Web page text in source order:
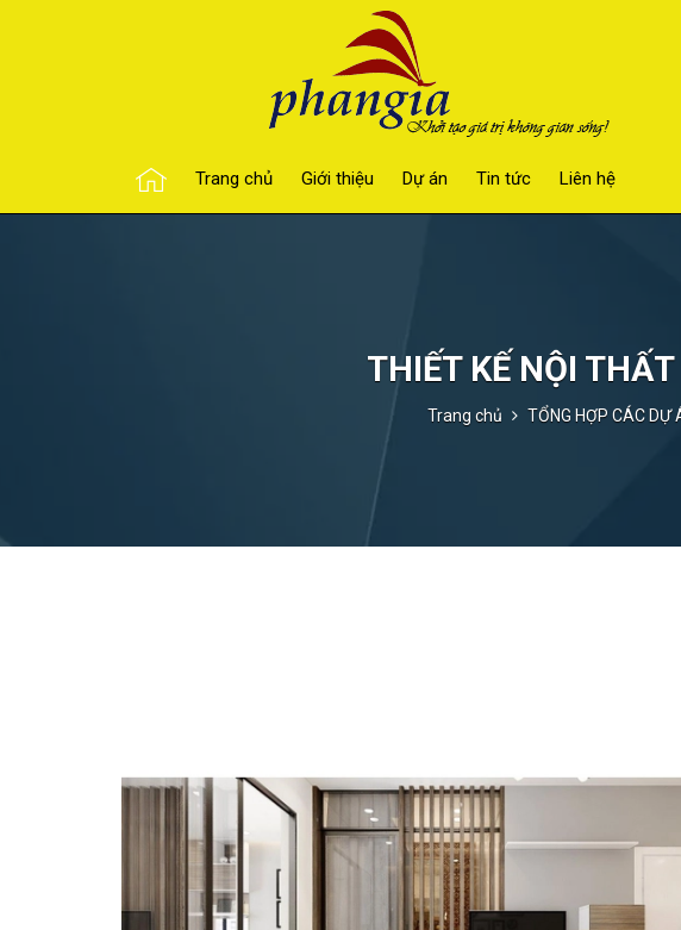
Trang chủ Giới thiệu Dự án Tin tức Liên hệ
THIẾT KẾ NỘI
Trang chủ TỔNG HỢP CÁC DỰ